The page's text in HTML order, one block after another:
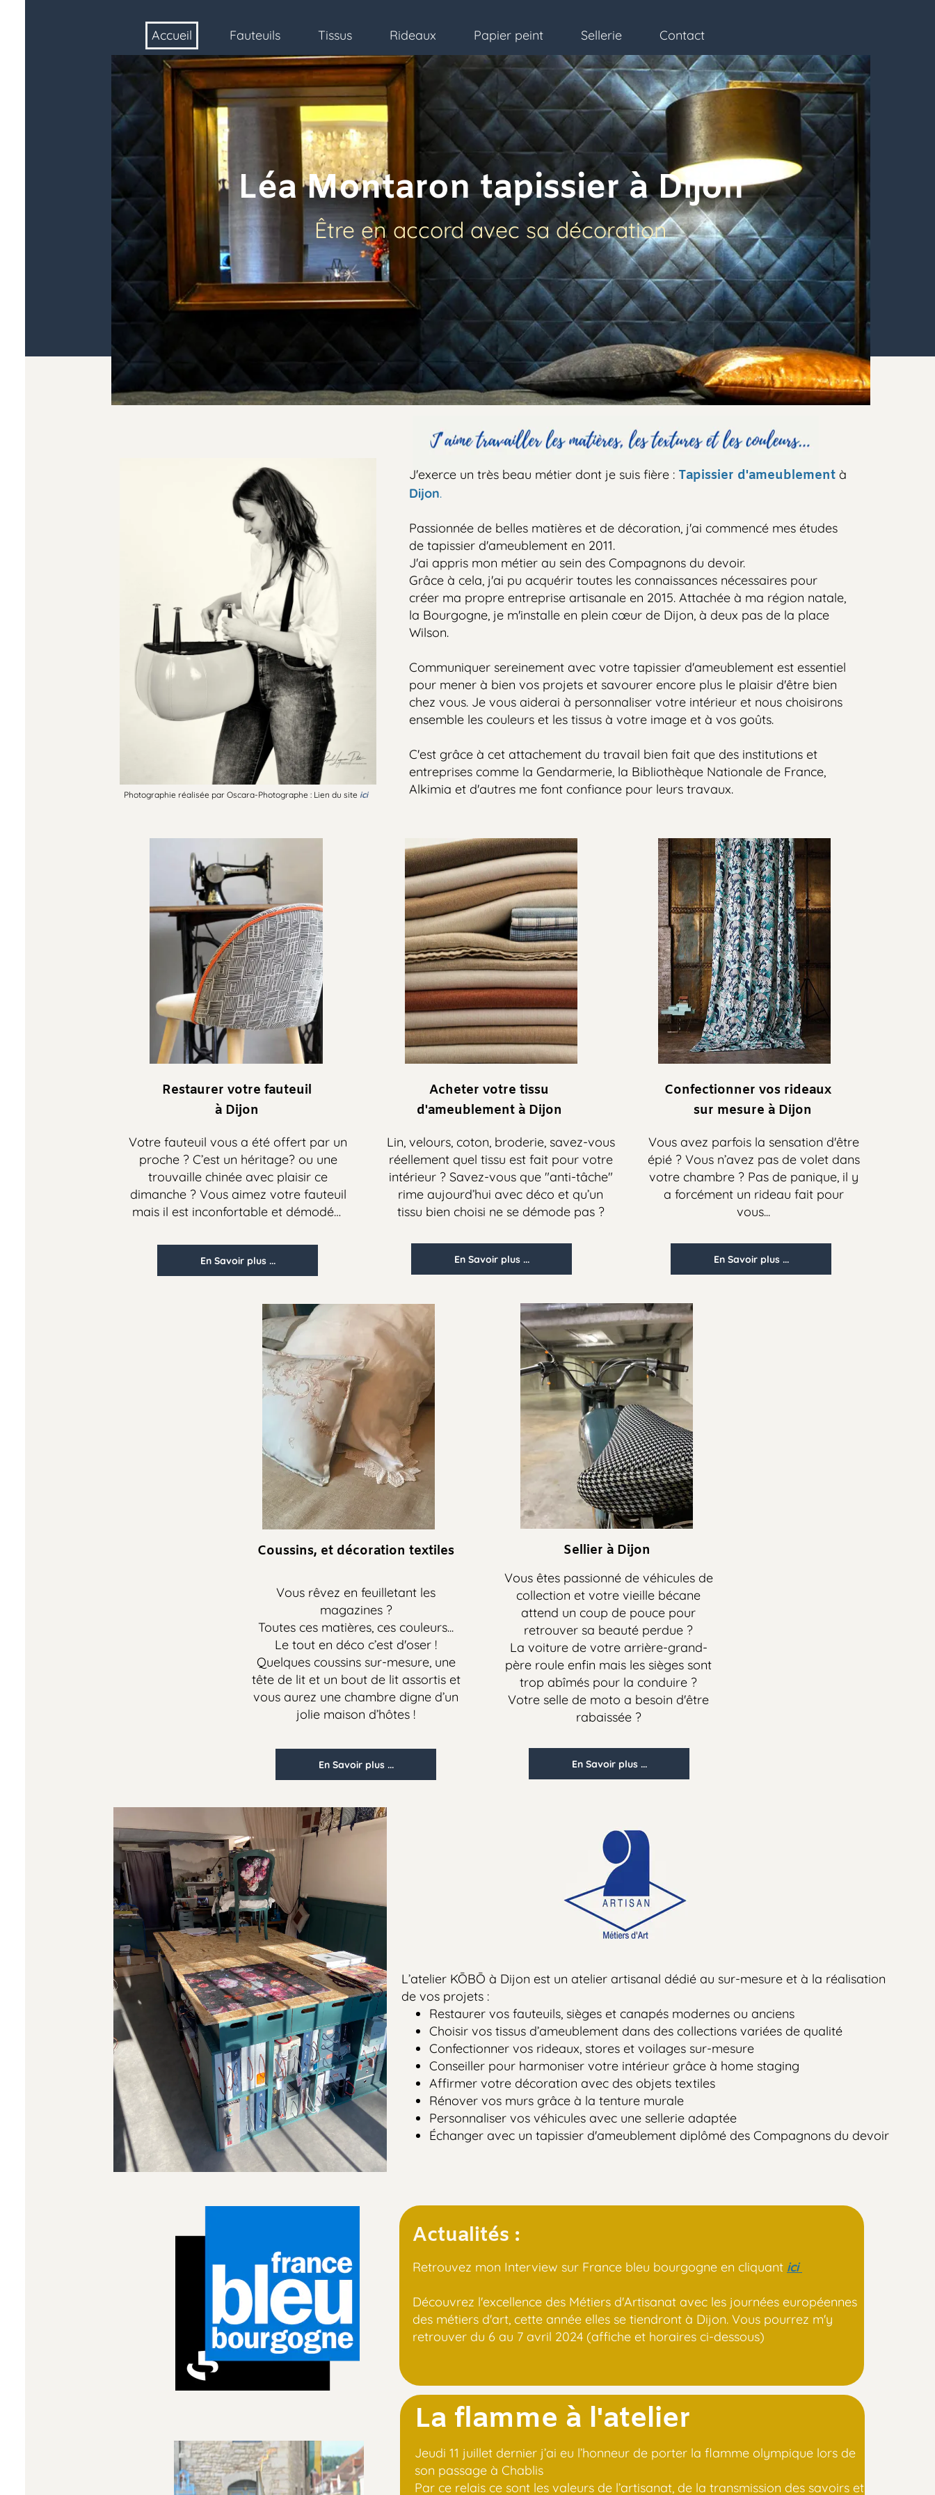
Accueil
Accueil
Fauteuils Tissus Rideaux Papier peint Sellerie Contact
Léa Montaron tapissier à Dijon
Être en accord avec sa décoration
J'exerce un très beau métier dont je suis fière :Tapissier d'ameublementà
Dijon.
Passionnée de belles matières et de décoration, j'ai commencé mes études
de tapissier d'ameublement en 2011.
J'ai appris mon métier au sein des Compagnons du devoir.
Grâce à cela, j'ai pu acquérir toutes les connaissances nécessaires pour
créer ma propre entreprise artisanale en 2015. Attachée à ma région natale,
la Bourgogne, je m'installe en plein cœur de Dijon, à deux pas de la place
Wilson.
Communiquer sereinement avec votre tapissier d'ameublement est essentiel
pour mener à bien vos projets et savourer encore plus le plaisir d'être bien
chez vous. Je vous aiderai à personnaliser votre intérieur et nous choisirons
ensemble les couleurs et les tissus à votre image et à vos goûts.
C'est grâce à cet attachement du travail bien fait que des institutions et
entreprises comme la Gendarmerie, la Bibliothèque Nationale de France,
Alkimia et d'autres me font confiance pour leurs travaux.
Photographie réalisée par Oscara-Photographe : Lien du siteici
Acheter votre tissu
d'ameublementà Dijon
Restaurer votre fauteuil
à Dijon
Confectionner vos rideaux
sur mesureà Dijon
Votre fauteuil vous a été offert par un
proche ? C’est un héritage? ou une
trouvaille chinée avec plaisir ce
dimanche ? Vous aimez votre fauteuil
mais il est inconfortable et démodé…
Lin, velours, coton, broderie, savez-vous
réellement quel tissu est fait pour votre
intérieur ? Savez-vous que "anti-tâche"
rime aujourd’hui avec déco et qu’un
tissu bien choisi ne se démode pas ?
Vous avez parfois la sensation d'être
épié ? Vous n’avez pas de volet dans
votre chambre ? Pas de panique, il y
a forcément un rideau fait pour
vous...
En Savoir plus ... En Savoir plus ...
En Savoir plus ...
Sellierà Dijon
Coussins, et décoration textiles
Vous êtes passionné de véhicules de
collection et votre vieille bécane
attend un coup de pouce pour
retrouver sa beauté perdue ?
La voiture de votre arrière-grand-
père roule enfin mais les sièges sont
trop abîmés pour la conduire ?
Votre selle de moto a besoin d'être
rabaissée ?
Vous rêvez en feuilletant les
magazines ?
Toutes ces matières, ces couleurs...
Le tout en déco c’est d'oser !
Quelques coussins sur-mesure, une
tête de lit et un bout de lit assortis et
vous aurez une chambre digne d’un
jolie maison d’hôtes !
En Savoir plus ...
En Savoir plus ...
L’atelier KŌBŌ à Dijon est un atelier artisanal dédié au sur-mesure et à la réalisation
de vos projets :
Restaurer vos fauteuils, sièges et canapés modernes ou anciens
Choisir vos tissus d’ameublement dans des collections variées de qualité
Confectionner vos rideaux, stores et voilages sur-mesure
Conseiller pour harmoniser votre intérieur grâce à home staging
Affirmer votre décoration avec des objets textiles
Rénover vos murs grâce à la tenture murale
Personnaliser vos véhicules avec une sellerie adaptée
Échanger avec un tapissier d'ameublement diplômé des Compagnons du devoir
Actualités :
Retrouvez mon Interview sur France bleu bourgogne en cliquantici
Découvrez l'excellence des Métiers d'Artisanat avec les journées européennes
des métiers d'art, cette année elles se tiendront à Dijon. Vous pourrez m'y
retrouver du 6 au 7 avril 2024 (affiche et horaires ci-dessous)
La flamme à l'atelier
Jeudi 11 juillet dernier j’ai eu l’honneur de porter la flamme olympique lors de
son passage à Chablis
Par ce relais ce sont les valeurs de l’artisanat, de la transmission des savoirs et